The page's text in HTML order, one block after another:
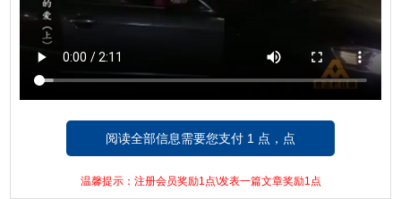
阅读全部信息需要您支付 1 点，点
击这里支付!
温馨提示：注册会员奖励1点\发表一篇文章奖励1点